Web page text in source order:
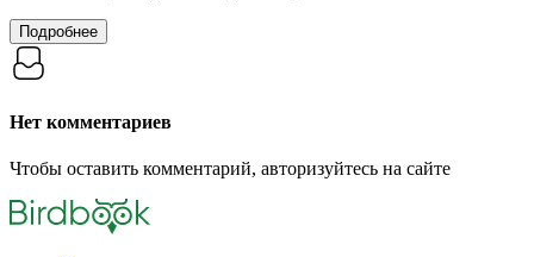
Подробнее
Нет комментариев
Чтобы оставить комментарий, авторизуйтесь на сайте